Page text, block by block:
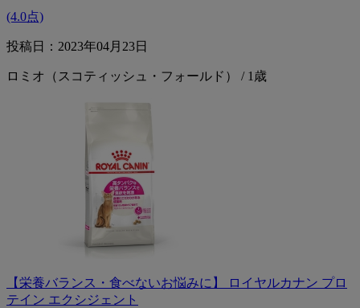
(4.0点)
投稿日：2023年04月23日
ロミオ（スコティッシュ・フォールド） / 1歳
【栄養バランス・食べないお悩みに】 ロイヤルカナン プロ
テイン エクシジェント